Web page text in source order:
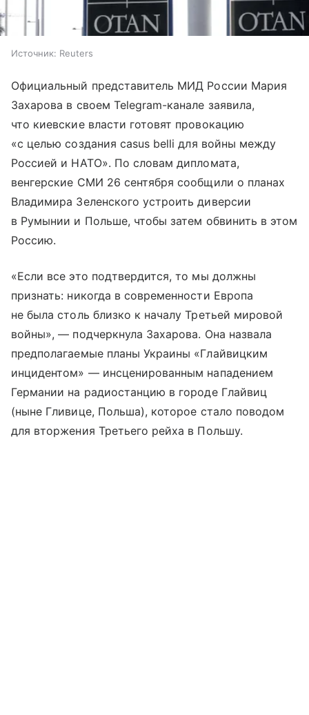
Источник: Reuters
Официальный представитель МИД России Мария
Захарова в своем Telegram-канале заявила,
что киевские власти готовят провокацию
«с целью создания casus belli для войны между
Россией и НАТО». По словам дипломата,
венгерские СМИ 26 сентября сообщили о планах
Владимира Зеленского устроить диверсии
в Румынии и Польше, чтобы затем обвинить в этом
Россию.
«Если все это подтвердится, то мы должны
признать: никогда в современности Европа
не была столь близко к началу Третьей мировой
войны», — подчеркнула Захарова. Она назвала
предполагаемые планы Украины «Глайвицким
инцидентом» — инсценированным нападением
Германии на радиостанцию в городе Глайвиц
(ныне Гливице, Польша), которое стало поводом
для вторжения Третьего рейха в Польшу.